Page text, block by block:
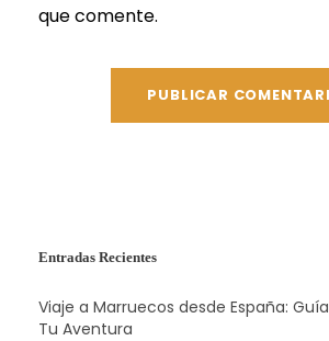
que comente.
Entradas Recientes
Viaje a Marruecos desde España:
Tu Aventura